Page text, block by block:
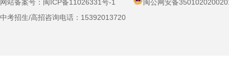
网站备案号： 闽ICP备11026331号-1
闽公网安备
中考招生/高招咨询电话： 15392013720